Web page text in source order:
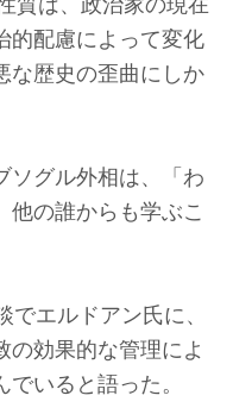
質は、政治家の現在
的配慮によって変化
な歴史の歪曲にしか
グル外相は、「わ
他の誰からも学ぶこ
エルドアン氏に、
の効果的な管理によ
いると語った。